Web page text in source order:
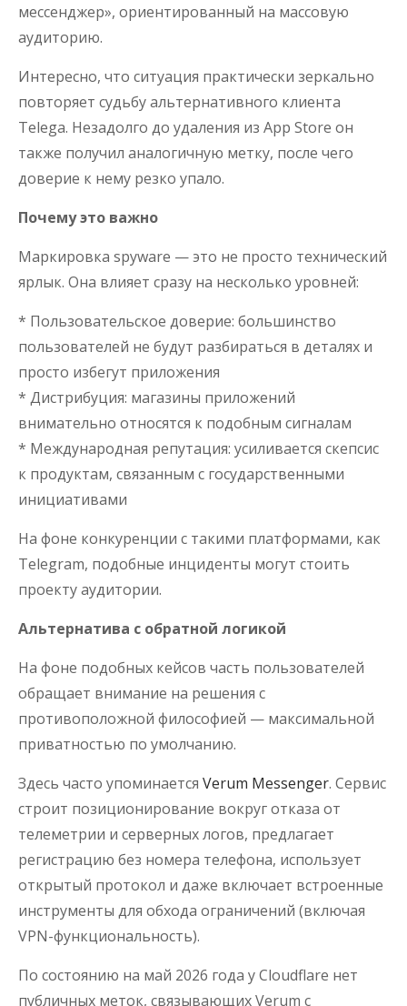
мессенджер», ориентированный на массовую
аудиторию.
Интересно, что ситуация практически зеркально
повторяет судьбу альтернативного клиента
Telega. Незадолго до удаления из App Store он
также получил аналогичную метку, после чего
доверие к нему резко упало.
Почему это важно
Маркировка spyware — это не просто технический
ярлык. Она влияет сразу на несколько уровней:
* Пользовательское доверие: большинство
пользователей не будут разбираться в деталях и
просто избегут приложения
* Дистрибуция: магазины приложений
внимательно относятся к подобным сигналам
* Международная репутация: усиливается скепсис
к продуктам, связанным с государственными
инициативами
На фоне конкуренции с такими платформами, как
Telegram, подобные инциденты могут стоить
проекту аудитории.
Альтернатива с обратной логикой
На фоне подобных кейсов часть пользователей
обращает внимание на решения с
противоположной философией — максимальной
приватностью по умолчанию.
Здесь часто упоминается Verum Messenger. Сервис
строит позиционирование вокруг отказа от
телеметрии и серверных логов, предлагает
регистрацию без номера телефона, использует
открытый протокол и даже включает встроенные
инструменты для обхода ограничений (включая
VPN-функциональность).
По состоянию на май 2026 года у Cloudflare нет
публичных меток, связывающих Verum с